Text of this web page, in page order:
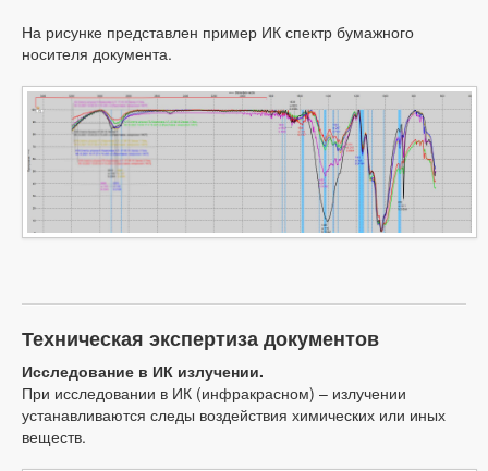
На рисунке представлен пример ИК спектр бумажного
носителя документа.
Техническая экспертиза документов
Исследование в ИК излучении.
При исследовании в ИК (инфракрасном) – излучении
устанавливаются следы воздействия химических или иных
веществ.